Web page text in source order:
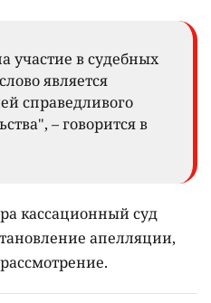
участие в судебных
является
справедливого
– говорится в
кассационный суд
апелляции,